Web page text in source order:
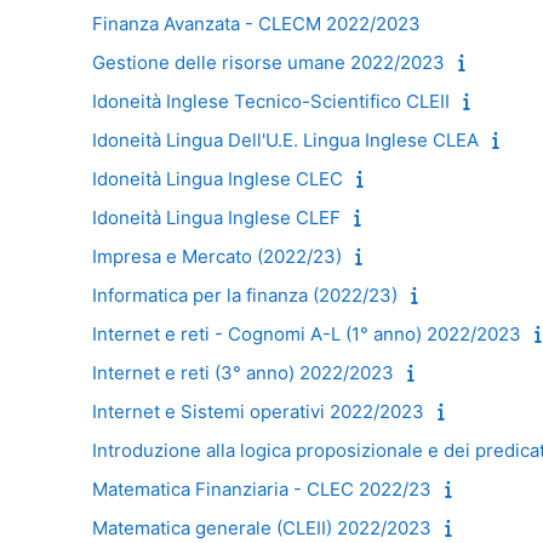
Finanza Avanzata - CLECM 2022/2023
Gestione delle risorse umane 2022/2023
Idoneità Inglese Tecnico-Scientifico CLEII
Idoneità Lingua Dell'U.E. Lingua Inglese CLEA
Idoneità Lingua Inglese CLEC
Idoneità Lingua Inglese CLEF
Impresa e Mercato (2022/23)
Informatica per la finanza (2022/23)
Internet e reti - Cognomi A-L (1° anno) 2022/2023
Internet e reti (3° anno) 2022/2023
Internet e Sistemi operativi 2022/2023
Introduzione alla logica proposizionale e dei
Matematica Finanziaria - CLEC 2022/23
Matematica generale (CLEII) 2022/2023